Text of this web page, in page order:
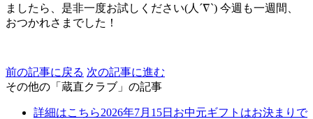
ましたら、是非一度お試しください(人´∇`) 今週も一週間、
おつかれさまでした！
前の記事に戻る 次の記事に進む
その他の「蔵直クラブ」の記事
詳細はこちら2026年7月15日 お中元ギフトはお決まりで